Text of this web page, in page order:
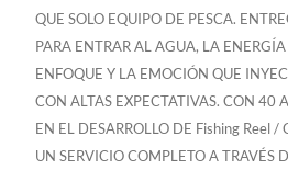
QUE SOLO EQUIPO DE PESCA.
PARA ENTRAR AL AGUA, LA
ENFOQUE Y LA EMOCIÓN QUE
CON ALTAS EXPECTATIVAS. CON 40
EN EL DESARROLLO DE Fishing Reel /
UN SERVICIO COMPLETO A TRAVÉS